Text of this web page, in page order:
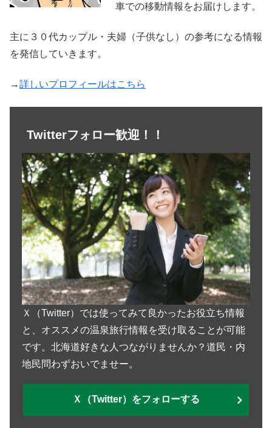
車での移動情報をお届けします。
主に３０代カップル・夫婦（子供なし）の参考になる情報
を発信していきます。
→詳しいプロフィールはこちら
Twitterフォロー歓迎！！
Ｘ（Twitter）では使ってみて良かったお役立ち情報
と、オススメの温泉旅行情報を受け取ることが可能
です。北海道好きな人つながりませんか？道民・内
地民問わずおいでませー。
Ｘ（Twitter）をフォローする